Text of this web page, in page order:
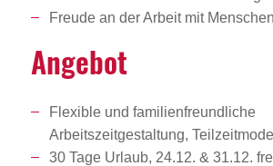
Freude an der Arbeit mit Menschen
Angebot
Flexible und familienfreundliche
Arbeitszeitgestaltung,
30 Tage Urlaub, 24.12. & 31.12.